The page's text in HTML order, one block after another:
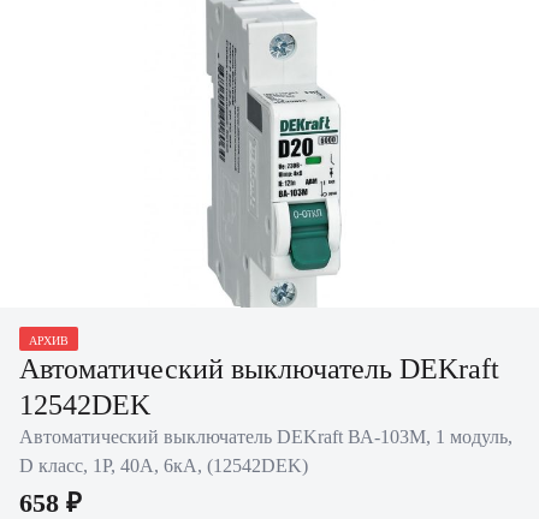
АРХИВ
Автоматический выключатель DEKraft
12542DEK
Автоматический выключатель DEKraft ВА-103M, 1 модуль,
D класс, 1P, 40А, 6кА, (12542DEK)
658 ₽